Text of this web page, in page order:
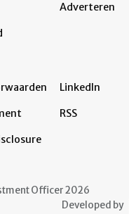
Adverteren
LinkedIn
RSS
Officer 2026
Developed by